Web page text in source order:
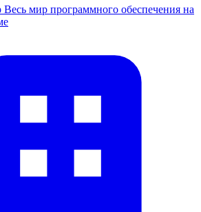
Весь мир программного обеспечения на